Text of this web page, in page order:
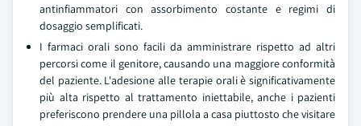
antinfiammatori con assorbimento costante e regimi di
dosaggio semplificati.
I farmaci orali sono facili da amministrare rispetto ad altri
percorsi come il genitore, causando una maggiore conformità
del paziente. L'adesione alle terapie orali è significativamente
più alta rispetto al trattamento iniettabile, anche i pazienti
preferiscono prendere una pillola a casa piuttosto che visitare